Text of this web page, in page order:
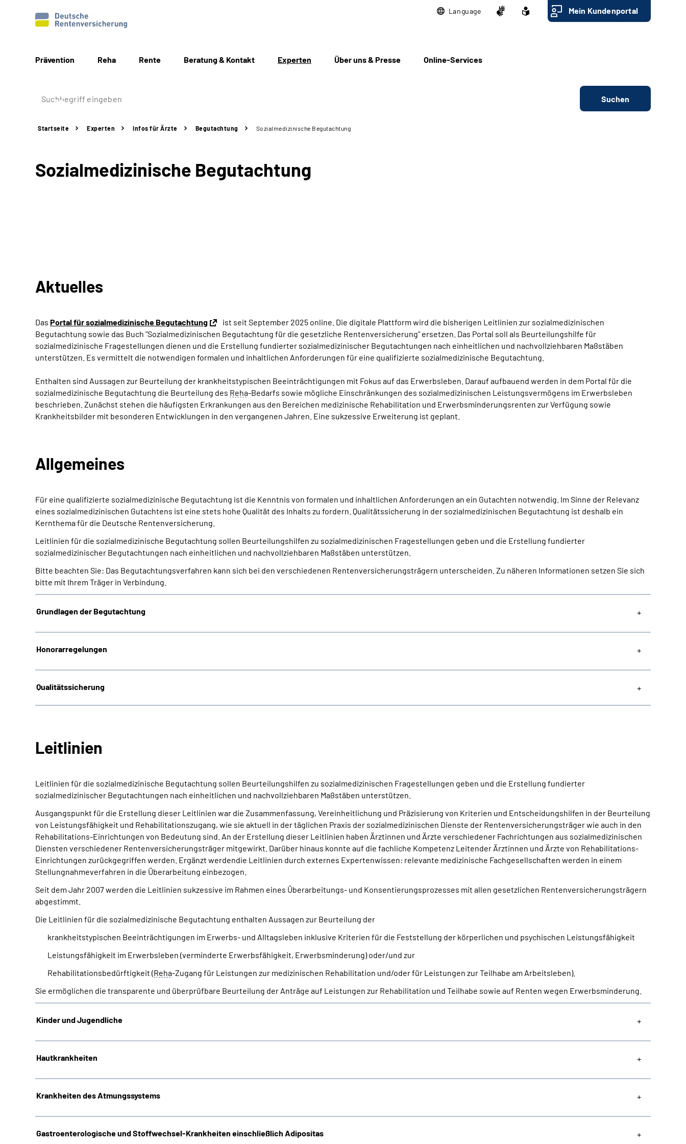
Language Mein Kundenportal
Prävention Reha Rente Beratung & Kontakt Experten Über uns & Presse Online-Services
Suchen
Startseite Experten Infos für Ärzte Begutachtung Sozialmedizinische Begutachtung
Sozialmedizinische Begutachtung
Aktuelles
Das Portal für sozialmedizinische Begutachtung
ist seit September 2025 online. Die digitale Plattform wird die bisherigen Leitlinien zur sozialmedizinischen
Begutachtung sowie das Buch "Sozialmedizinischen Begutachtung für die gesetzliche Rentenversicherung" ersetzen. Das Portal soll als Beurteilungshilfe für
sozialmedizinische Fragestellungen dienen und die Erstellung fundierter sozialmedizinischer Begutachtungen nach einheitlichen und nachvollziehbaren Maßstäben
unterstützen. Es vermittelt die notwendigen formalen und inhaltlichen Anforderungen für eine qualifizierte sozialmedizinische Begutachtung.
Enthalten sind Aussagen zur Beurteilung der krankheitstypischen Beeinträchtigungen mit Fokus auf das Erwerbsleben. Darauf aufbauend werden in dem Portal für die
sozialmedizinische Begutachtung die Beurteilung des Reha-Bedarfs sowie mögliche Einschränkungen des sozialmedizinischen Leistungsvermögens im Erwerbsleben
beschrieben. Zunächst stehen die häufigsten Erkrankungen aus den Bereichen medizinische Rehabilitation und Erwerbsminderungsrenten zur Verfügung sowie
Krankheitsbilder mit besonderen Entwicklungen in den vergangenen Jahren. Eine sukzessive Erweiterung ist geplant.
Allgemeines
Für eine qualifizierte sozialmedizinische Begutachtung ist die Kenntnis von formalen und inhaltlichen Anforderungen an ein Gutachten notwendig. Im Sinne der Relevanz
eines sozialmedizinischen Gutachtens ist eine stets hohe Qualität des Inhalts zu fordern. Qualitätssicherung in der sozialmedizinischen Begutachtung ist deshalb ein
Kernthema für die Deutsche Rentenversicherung.
Leitlinien für die sozialmedizinische Begutachtung sollen Beurteilungshilfen zu sozialmedizinischen Fragestellungen geben und die Erstellung fundierter
sozialmedizinischer Begutachtungen nach einheitlichen und nachvollziehbaren Maßstäben unterstützen.
Bitte beachten Sie: Das Begutachtungsverfahren kann sich bei den verschiedenen Rentenversicherungsträgern unterscheiden. Zu näheren Informationen setzen Sie sich
bitte mit Ihrem Träger in Verbindung.
Grundlagen der Begutachtung
Honorarregelungen
Qualitätssicherung
Leitlinien
Leitlinien für die sozialmedizinische Begutachtung sollen Beurteilungshilfen zu sozialmedizinischen Fragestellungen geben und die Erstellung fundierter
sozialmedizinischer Begutachtungen nach einheitlichen und nachvollziehbaren Maßstäben unterstützen.
Ausgangspunkt für die Erstellung dieser Leitlinien war die Zusammenfassung, Vereinheitlichung und Präzisierung von Kriterien und Entscheidungshilfen in der Beurteilung
von Leistungsfähigkeit und Rehabilitationszugang, wie sie aktuell in der täglichen Praxis der sozialmedizinischen Dienste der Rentenversicherungsträger wie auch in den
Rehabilitations-Einrichtungen von Bedeutung sind. An der Erstellung dieser Leitlinien haben Ärztinnen und Ärzte verschiedener Fachrichtungen aus sozialmedizinischen
Diensten verschiedener Rentenversicherungsträger mitgewirkt. Darüber hinaus konnte auf die fachliche Kompetenz Leitender Ärztinnen und Ärzte von Rehabilitations-
Einrichtungen zurückgegriffen werden. Ergänzt werdendie Leitlinien durch externes Expertenwissen: relevante medizinische Fachgesellschaften werden in einem
Stellungnahmeverfahren in die Überarbeitung einbezogen.
Seit dem Jahr 2007 werden die Leitlinien sukzessive im Rahmen eines Überarbeitungs- und Konsentierungsprozesses mit allen gesetzlichen Rentenversicherungsträgern
abgestimmt.
Die Leitlinien für die sozialmedizinische Begutachtung enthalten Aussagen zur Beurteilung der
krankheitstypischen Beeinträchtigungen im Erwerbs- und Alltagsleben inklusive Kriterien für die Feststellung der körperlichen und psychischen Leistungsfähigkeit
Leistungsfähigkeit im Erwerbsleben (verminderte Erwerbsfähigkeit, Erwerbsminderung) oder/und zur
Rehabilitationsbedürftigkeit (Reha-Zugang für Leistungen zur medizinischen Rehabilitation und/oder für Leistungen zur Teilhabe am Arbeitsleben).
Sie ermöglichen die transparente und überprüfbare Beurteilung der Anträge auf Leistungen zur Rehabilitation und Teilhabe sowie auf Renten wegen Erwerbsminderung.
Kinder und Jugendliche
Hautkrankheiten
Krankheiten des Atmungssystems
Gastroenterologische und Stoffwechsel-Krankheiten einschließlich Adipositas